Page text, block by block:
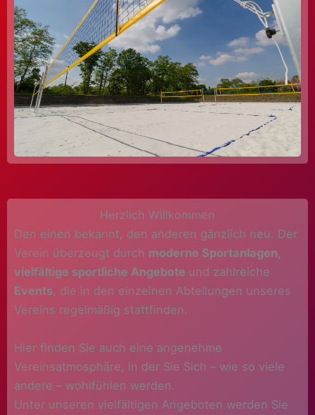
Herzlich Willkommen
Den einen bekannt, den anderen gänzlich neu. Der
Verein überzeugt durch moderne Sportanlagen,
vielfältige sportliche Angebote und zahlreiche
Events, die in den einzelnen Abteilungen unseres
Vereins regelmäßig stattfinden.
Hier finden Sie auch eine angenehme
Vereinsatmosphäre, in der Sie Sich – wie so viele
andere – wohlfühlen werden.
Unter unseren vielfältigen Angeboten werden Sie